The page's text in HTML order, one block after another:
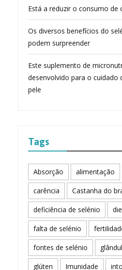
Está a reduzir o consumo de
Os diversos benefícios do
podem surpreender
Este suplemento de
desenvolvido para o cuidado
pele
Tags
Absorção alimentação
carência Castanha do
deficiência de selénio
falta de selénio
fontes de selénio
glúten Imunidade